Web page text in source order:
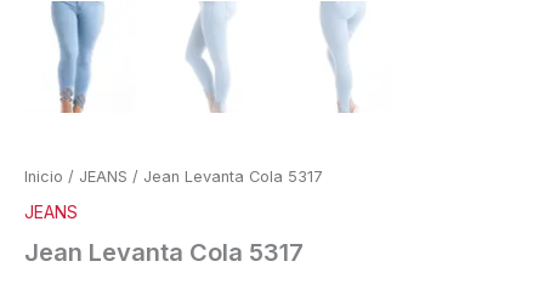
Inicio / JEANS / Jean Levanta Cola 5317
JEANS
Jean Levanta Cola 5317